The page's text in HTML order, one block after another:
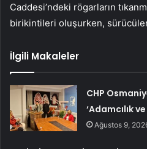
Caddesi’ndeki rögarların
birikintileri oluşurken,
İlgili Makaleler
CHP
‘Adamcılık
Ağustos 9,